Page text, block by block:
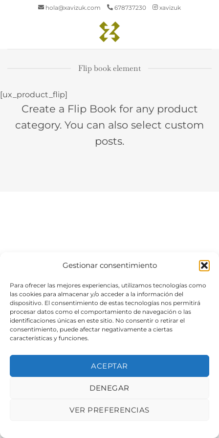
Gestionar consentimiento
Para ofrecer las mejores experiencias, utilizamos tecnologías como
las cookies para almacenar y/o acceder a la información del
dispositivo. El consentimiento de estas tecnologías nos permitirá
procesar datos como el comportamiento de navegación o las
identificaciones únicas en este sitio. No consentir o retirar el
consentimiento, puede afectar negativamente a ciertas
características y funciones.
ACEPTAR
DENEGAR
VER PREFERENCIAS
hola@xavizuk.com 678737230 xavizuk
Flip book element
[ux_product_flip]
Create a Flip Book for any product
category. You can also select custom
posts.